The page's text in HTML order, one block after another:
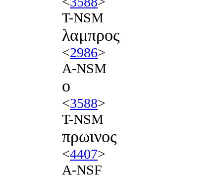
T-NSM
λαμπρος
<2986>
A-NSM
ο
<3588>
T-NSM
πρωινος
<4407>
A-NSF